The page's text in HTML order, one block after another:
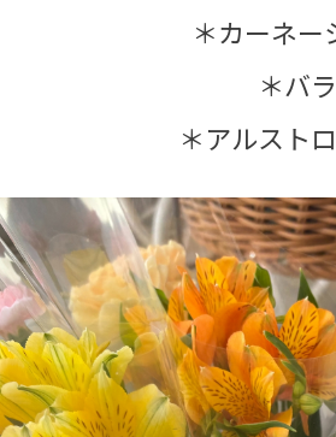
＊カーネー
＊バラ
＊アルスト